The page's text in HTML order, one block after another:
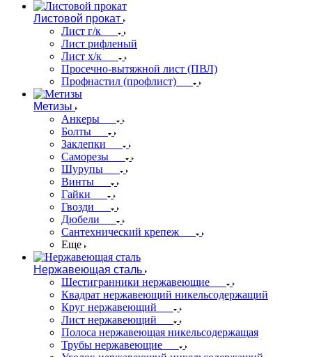
Листовой прокат
Лист г/к
Лист рифленый
Лист х/к
Просечно-вытяжной лист (ПВЛ)
Профнастил (профлист)
Метизы
Анкеры
Болты
Заклепки
Саморезы
Шурупы
Винты
Гайки
Гвозди
Дюбели
Сантехнический крепеж
Еще
Нержавеющая сталь
Шестигранники нержавеющие
Квадрат нержавеющий никельсодержащий
Круг нержавеющий
Лист нержавеющий
Полоса нержавеющая никельсодержащая
Трубы нержавеющие